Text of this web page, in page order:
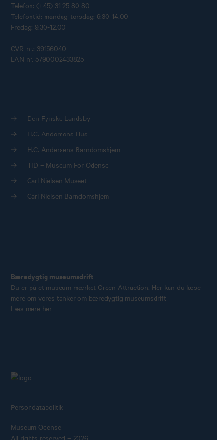
Telefon: (+45) 31 25 80 80
Telefontid: mandag-torsdag: 9.30-14.00
Fredag: 9.30-12.00
CVR-nr.: 39156040
EAN nr. 5790002433825
Den Fynske Landsby
H.C. Andersens Hus
H.C. Andersens Barndomshjem
TID – Museum For Odense
Carl Nielsen Museet
Carl Nielsen Barndomshjem
Bæredygtig museumsdrift
Du er på et museum mærket Green Attraction. Her kan du læse
mere om vores tanker om bæredygtig museumsdrift
Læs mere her
Persondatapolitik
Museum Odense
All rights reserved – 2026